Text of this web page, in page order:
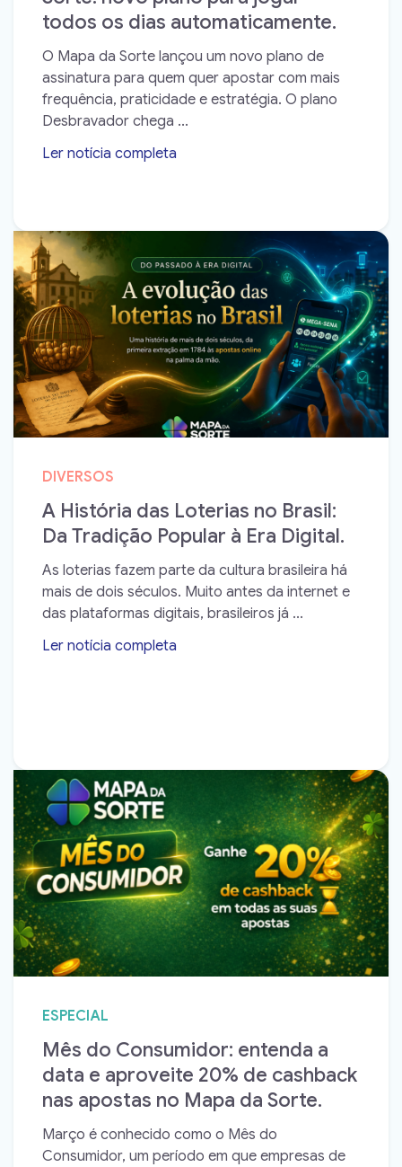
todos os dias automaticamente.
O Mapa da Sorte lançou um novo plano de
assinatura para quem quer apostar com mais
frequência, praticidade e estratégia. O plano
Desbravador chega ...
Ler notícia completa
DIVERSOS
A História das Loterias no Brasil:
Da Tradição Popular à Era Digital.
As loterias fazem parte da cultura brasileira há
mais de dois séculos. Muito antes da internet e
das plataformas digitais, brasileiros já ...
Ler notícia completa
ESPECIAL
Mês do Consumidor: entenda a
data e aproveite 20% de cashback
nas apostas no Mapa da Sorte.
Março é conhecido como o Mês do
Consumidor, um período em que empresas de